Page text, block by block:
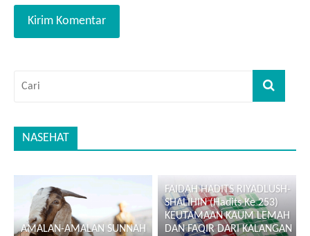
NASEHAT
AMALAN-AMALAN SUNNAH
FAIDAH HADITS RIYADLUSH-
SHALIHIN (Hadits Ke 253)
KEUTAMAAN KAUM LEMAH
DAN FAQIR DARI KALANGAN